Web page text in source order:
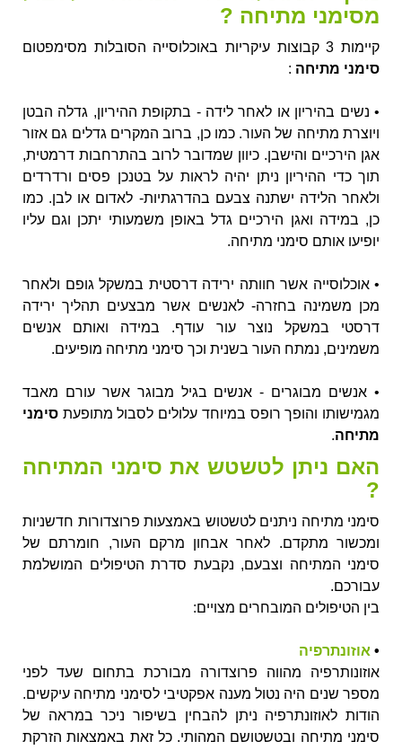
מסימני מתיחה ?
קיימות 3 קבוצות עיקריות באוכלוסייה הסובלות מסימפטום
סימני מתיחה :
• נשים בהיריון או לאחר לידה - בתקופת ההיריון, גדלה הבטן
ויוצרת מתיחה של העור. כמו כן, ברוב המקרים גדלים גם אזור
אגן הירכיים והישבן. כיוון שמדובר לרוב בהתרחבות דרמטית,
תוך כדי ההיריון ניתן יהיה לראות על בטנכן פסים ורדרדים
ולאחר הלידה ישתנה צבעם בהדרגתיות- לאדום או לבן. כמו
כן, במידה ואגן הירכיים גדל באופן משמעותי יתכן וגם עליו
יופיעו אותם סימני מתיחה.
• אוכלוסייה אשר חוותה ירידה דרסטית במשקל גופם ולאחר
מכן משמינה בחזרה- לאנשים אשר מבצעים תהליך ירידה
דרסטי במשקל נוצר עור עודף. במידה ואותם אנשים
משמינים, נמתח העור בשנית וכך סימני מתיחה מופיעים.
• אנשים מבוגרים - אנשים בגיל מבוגר אשר עורם מאבד
מגמישותו והופך רופס במיוחד עלולים לסבול מתופעת סימני
מתיחה.
האם ניתן לטשטש את סימני המתיחה
?
סימני מתיחה ניתנים לטשטוש באמצעות פרוצדורות חדשניות
ומכשור מתקדם. לאחר אבחון מרקם העור, חומרתם של
סימני המתיחה וצבעם, נקבעת סדרת הטיפולים המושלמת
עבורכם.
בין הטיפולים המובחרים מצויים:
• אוזונתרפיה
אוזונותרפיה מהווה פרוצדורה מבורכת בתחום שעד לפני
מספר שנים היה נטול מענה אפקטיבי לסימני מתיחה עיקשים.
הודות לאוזונתרפיה ניתן להבחין בשיפור ניכר במראה של
סימני מתיחה ובטשטושם המהותי. כל זאת באמצאות הזרקת